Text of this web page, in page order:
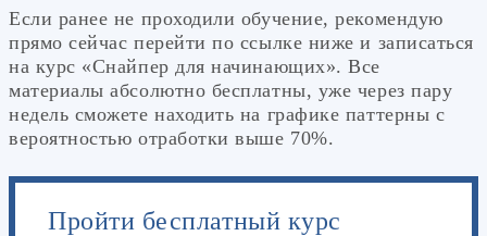
Если ранее не проходили обучение, рекомендую
прямо сейчас перейти по ссылке ниже и записаться
на курс «Снайпер для начинающих». Все
материалы абсолютно бесплатны, уже через пару
недель сможете находить на графике паттерны с
вероятностью отработки выше 70%.
Пройти бесплатный курс